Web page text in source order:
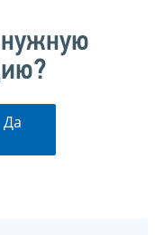
Да